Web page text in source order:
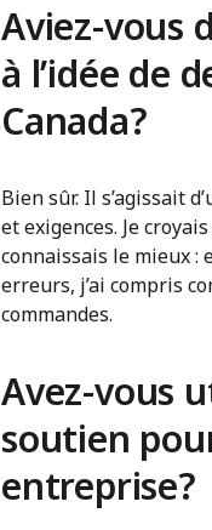
Aviez-vous
à l’idée de
Canada?
Bien sûr. Il s’agissait
et exigences. Je
connaissais le mieux :
erreurs, j’ai compris
commandes.
Avez-vous
soutien
entreprise?